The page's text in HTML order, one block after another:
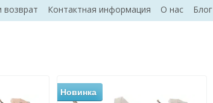
Контактная информация О нас
Блог
о магазине
Новинка